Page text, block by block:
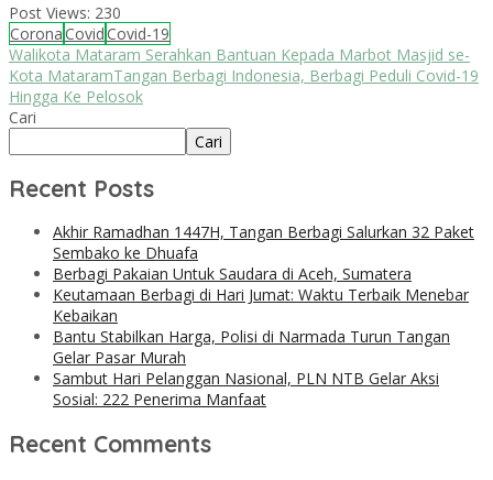
Post Views: 230
CoronaCovidCovid-19
Walikota Mataram Serahkan Bantuan Kepada Marbot Masjid se-
Kota MataramTangan Berbagi Indonesia, Berbagi Peduli Covid-19
Hingga Ke Pelosok
Cari
Cari
Recent Posts
Akhir Ramadhan 1447H, Tangan Berbagi Salurkan 32 Paket
Sembako ke Dhuafa
Berbagi Pakaian Untuk Saudara di Aceh, Sumatera
Keutamaan Berbagi di Hari Jumat: Waktu Terbaik Menebar
Kebaikan
Bantu Stabilkan Harga, Polisi di Narmada Turun Tangan
Gelar Pasar Murah
Sambut Hari Pelanggan Nasional, PLN NTB Gelar Aksi
Sosial: 222 Penerima Manfaat
Recent Comments